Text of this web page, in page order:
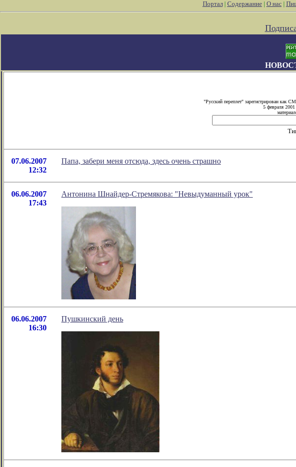
Портал| Содержание| О нас|
"Русский переплет" зарегистрирован как
5 февраля
07.06.2007
12:32
Папа, забери меня отсюда, здесь очень страшно
06.06.2007
17:43
Антонина Шнайдер-Стремякова: "Невыдуманный урок"
06.06.2007
16:30
Пушкинский день